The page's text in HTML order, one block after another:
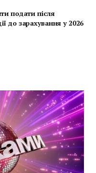
подати після
до зарахування у 2026